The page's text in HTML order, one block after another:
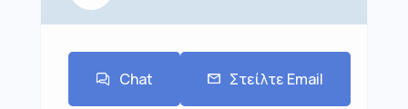
Chat Στείλτε Email